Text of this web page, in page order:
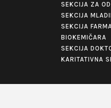
SEKCIJA ZA
SEKCIJA
SEKCIJA
BIOKEMIČARA
SEKCIJA
KARITATIVNA